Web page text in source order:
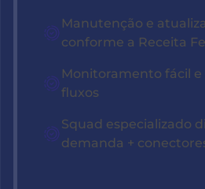
Manutenção e
conforme a Receita
Monitoramento fácil e
fluxos
Squad especializado
demanda +